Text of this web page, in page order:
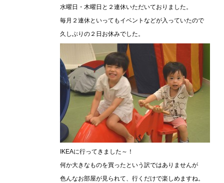
水曜日・木曜日と２連休いただいておりました。
毎月２連休といってもイベントなどが入っていたので
久しぶりの２日お休みでした。
IKEAに行ってきました～！
何か大きなものを買ったという訳ではありませんが
色んなお部屋が見られて、行くだけで楽しめますね。